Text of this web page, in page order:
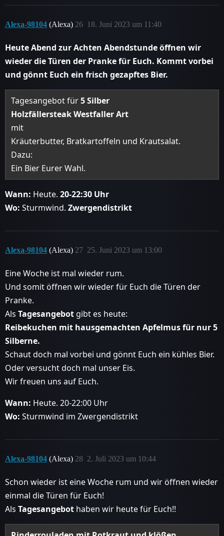
Alexa-98104 (Alexa) 18. Juni 2023 um 11:40
26
Heute Abend zur Achten Abendstunde öffnen wir
wieder die Türen der Pranke für Euch. Kommt vorbei
und gönnt Euch ein frisch gezapftes Bier.
Tagesangebot für5 Silber
Holzfällersteak Westfaller Art
mit
Kräuterbutter, Bratkartoffeln und Krautsalat.
Dazu:
Ein Bier Eurer Wahl.
Wann: Heute. 20-22:30 Uhr
Wo: Sturmwind. Zwergendistrikt
Alexa-98104 (Alexa) 25. Juni 2023 um 13:00
27
Eine Woche ist mal wieder rum.
Und somit öffnen wir wieder für Euch die Türen der
Pranke.
Als Tagesangebot gibt es heute:
Reibekuchen mit hausgemachten Apfelmus für nur 5
Silberne.
Schaut doch mal vorbei und gönnt Euch ein kühles Bier.
Oder versucht doch mal unser Eis.
Wir freuen uns auf Euch.
Wann: Heute. 20-22:00 Uhr
Wo: Sturmwind im Zwergendistrikt
Alexa-98104 (Alexa) 2. Juli 2023 um 10:44
28
Schon wieder ist eine Woche rum und wir öffnen wieder
einmal die Türen für Euch!
Als Tagesangebot haben wir heute für Euch!!